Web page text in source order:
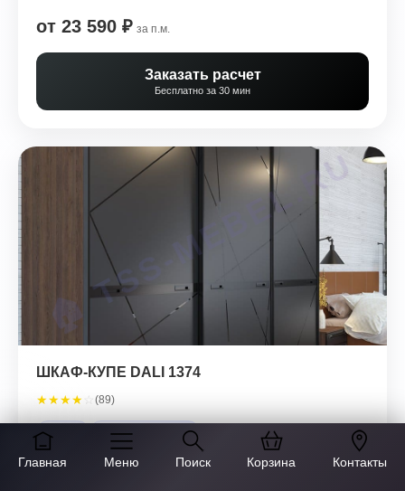
Главная Меню Поиск Корзина Контакты
от 23 590 ₽ за п.м.
Заказать расчет
Бесплатно за 30 мин
ШКАФ-КУПЕ DALI 1374
★★★★ ☆ (89)
BLUM ГАРАНТИЯ 5 ЛЕТ